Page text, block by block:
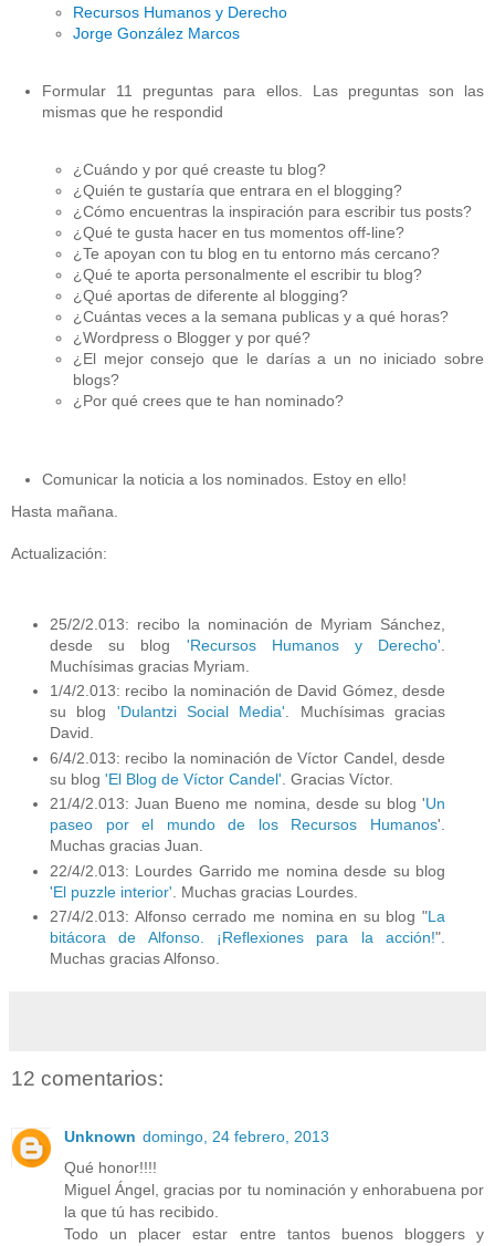
Recursos Humanos y Derecho
Jorge González Marcos
Formular 11 preguntas para ellos. Las preguntas son las
mismas que he respondid
¿Cuándo y por qué creaste tu blog?
¿Quién te gustaría que entrara en el blogging?
¿Cómo encuentras la inspiración para escribir tus posts?
¿Qué te gusta hacer en tus momentos off-line?
¿Te apoyan con tu blog en tu entorno más cercano?
¿Qué te aporta personalmente el escribir tu blog?
¿Qué aportas de diferente al blogging?
¿Cuántas veces a la semana publicas y a qué horas?
¿Wordpress o Blogger y por qué?
¿El mejor consejo que le darías a un no iniciado sobre
blogs?
¿Por qué crees que te han nominado?
Comunicar la noticia a los nominados. Estoy en ello!
Hasta mañana.
Actualización:
25/2/2.013: recibo la nominación de Myriam Sánchez,
desde su blog 'Recursos Humanos y Derecho'
Muchísimas gracias Myriam.
1/4/2.013: recibo la nominación de David Gómez, desde
su blog 'Dulantzi Social Media' . Muchísimas gracias
David.
6/4/2.013: recibo la nominación de Víctor Candel, desde
su blog 'El Blog de Víctor Candel' . Gracias Víctor.
21/4/2.013: Juan Bueno me nomina, desde su blog 'Un
paseo por el mundo de los Recursos Humanos'.
Muchas gracias Juan.
22/4/2.013: Lourdes Garrido me nomina desde su blog
'El puzzle interior' . Muchas gracias Lourdes.
27/4/2.013: Alfonso cerrado me nomina en su blog "La
bitácora de Alfonso. ¡Reflexiones para la acción!".
Muchas gracias Alfonso.
12 comentarios:
Unknown domingo, 24 febrero, 2013
Qué honor!!!!
Miguel Ángel, gracias por tu nominación y enhorabuena por
la que tú has recibido.
Todo un placer estar entre tantos buenos bloggers y